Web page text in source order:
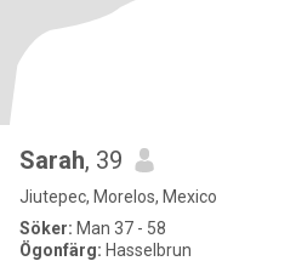
Sarah, 39
Jiutepec, Morelos, Mexico
Söker: Man 37 - 58
Ögonfärg: Hasselbrun